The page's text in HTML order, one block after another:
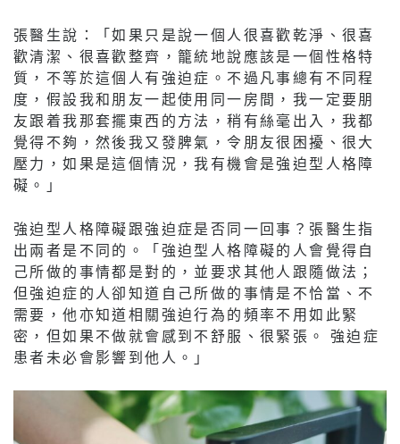
張醫生說：「如果只是說一個人很喜歡乾淨、很喜
歡清潔、很喜歡整齊，籠統地說應該是一個性格特
質，不等於這個人有強迫症。不過凡事總有不同程
度，假設我和朋友一起使用同一房間，我一定要朋
友跟着我那套擺東西的方法，稍有絲毫出入，我都
覺得不夠，然後我又發脾氣，令朋友很困擾、很大
壓力，如果是這個情況，我有機會是強迫型人格障
礙。」
強迫型人格障礙跟強迫症是否同一回事？張醫生指
出兩者是不同的。「強迫型人格障礙的人會覺得自
己所做的事情都是對的，並要求其他人跟隨做法；
但強迫症的人卻知道自己所做的事情是不恰當、不
需要，他亦知道相關強迫行為的頻率不用如此緊
密，但如果不做就會感到不舒服、很緊張。 強迫症
患者未必會影響到他人。」